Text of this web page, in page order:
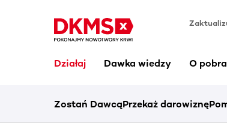
Działaj Dawka wiedzy O
Zostań DawcąPrzekaż darowiznę